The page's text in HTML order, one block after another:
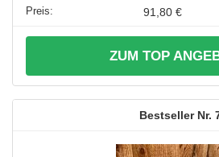
91,80 €
ZUM TOP